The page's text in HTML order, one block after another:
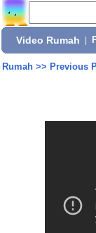
Video Rumah
Rumah>> Previous